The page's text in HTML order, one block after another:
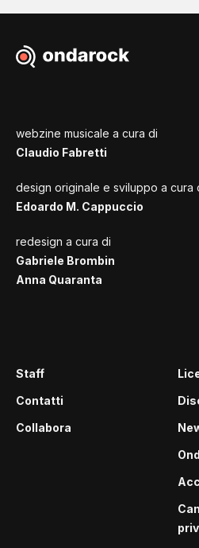
webzine musicale a cura di
Claudio Fabretti
design originale e sviluppo a cura
Edoardo M. Cappuccio
redesign a cura di
Gabriele Brombin
Anna Quaranta
Staff
Contatti
Collabora